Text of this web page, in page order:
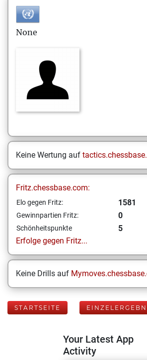
None
Keine Wertung auf
Fritz.chessbase.com:
Elo gegen Fritz: 1581
Gewinnpartien Fritz: 0
Schönheitspunkte
5
Erfolge gegen Fritz...
Keine Drills auf
STARTSEITE
Your Latest App
Activity